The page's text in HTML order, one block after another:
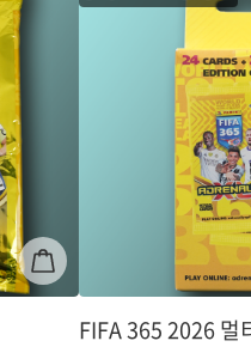
FIFA 365 2026 멀